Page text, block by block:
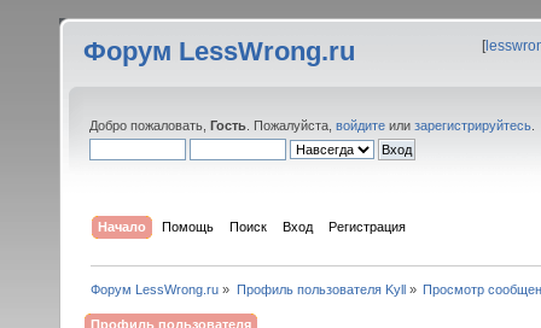
Форум LessWrong.ru [
Добро пожаловать, Гость . Пожалуйста, войдите или зарегистрируйтесь
Начало Помощь Поиск Вход Регистрация
Форум LessWrong.ru » Профиль пользователя Kyll» Просмотр
Профиль пользователя